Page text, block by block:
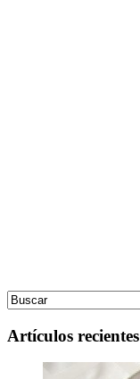
Artículos recientes